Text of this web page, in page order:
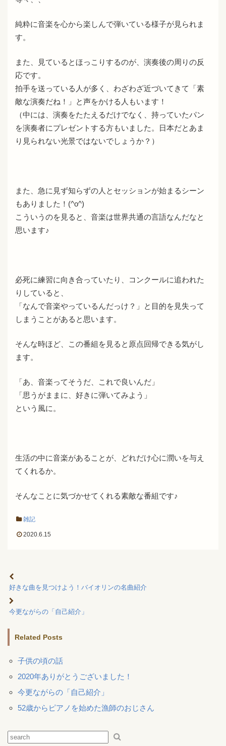
純粋に音楽を心から楽しんで弾いている様子が見られま
す。
また、見ているとほっこりするのが、演奏後の周りの反
応です。
拍手を送っている人が多く、わざわざ近づいてきて「素
敵な演奏だね！」と声をかける人もいます！
（中には、演奏をたたえるだけでなく、持っていたパン
を演奏者にプレゼントする方もいました。日本だとあま
り見られない光景ではないでしょうか？）
また、急に見ず知らずの人とセッションが始まるシーン
もありました！(^o^)
こういうのを見ると、音楽は世界共通の言語なんだなと
思います♪
必死に練習に向き合っていたり、コンクールに追われた
りしていると、
「なんで音楽やっているんだっけ？」と目的を見失って
しまうことがあると思います。
そんな時ほど、この番組を見ると原点回帰できる気がし
ます。
「あ、音楽ってそうだ、これで良いんだ」
「思うがままに、好きに弾いてみよう」
という風に。
生活の中に音楽があることが、どれだけ心に潤いを与え
てくれるか。
そんなことに気づかせてくれる素敵な番組です♪
雑記
2020.6.15
好きな曲を見つけよう！バイオリンの名曲紹介
今更ながらの「自己紹介」
Related Posts
子供の頃の話
2020年ありがとうございました！
今更ながらの「自己紹介」
52歳からピアノを始めた漁師のおじさん